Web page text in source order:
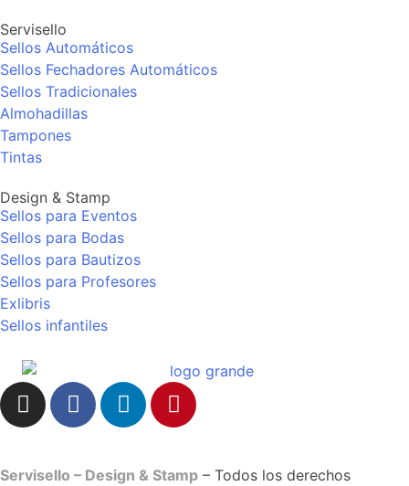
Servisello
Sellos Automáticos
Sellos Fechadores Automáticos
Sellos Tradicionales
Almohadillas
Tampones
Tintas
Design & Stamp
Sellos para Eventos
Sellos para Bodas
Sellos para Bautizos
Sellos para Profesores
Exlibris
Sellos infantiles
Servisello – Design & Stamp – Todos los derechos